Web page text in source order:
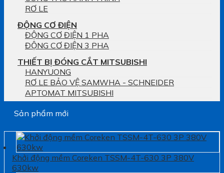
RƠ LE
ĐỘNG CƠ ĐIỆN
ĐỘNG CƠ ĐIỆN 1 PHA
ĐỘNG CƠ ĐIỆN 3 PHA
THIẾT BỊ ĐÓNG CẮT MITSUBISHI
HANYUONG
RƠ LE BẢO VỆ SAMWHA - SCHNEIDER
APTOMAT MITSUBISHI
Sản phẩm mới
Khởi động mềm Coreken TSSM-4T-630 3P 380V
630kw